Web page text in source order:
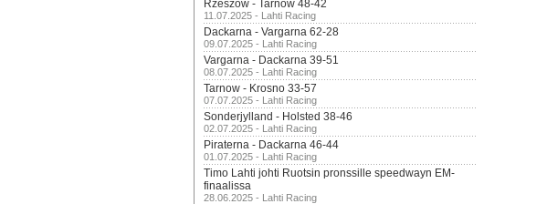
Rzeszow - Tarnow 48-42
11.07.2025 - Lahti Racing
Dackarna - Vargarna 62-28
09.07.2025 - Lahti Racing
Vargarna - Dackarna 39-51
08.07.2025 - Lahti Racing
Tarnow - Krosno 33-57
07.07.2025 - Lahti Racing
Sonderjylland - Holsted 38-46
02.07.2025 - Lahti Racing
Piraterna - Dackarna 46-44
01.07.2025 - Lahti Racing
Timo Lahti johti Ruotsin pronssille speedwayn EM-
finaalissa
28.06.2025 - Lahti Racing